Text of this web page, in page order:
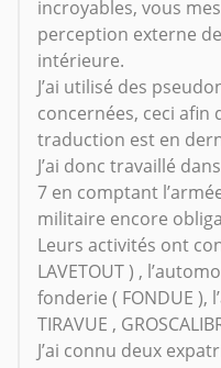
incroyables, vous
perception externe
intérieure.
J’ai utilisé des
concernées, ceci afin
traduction est en
J’ai donc travaillé
7 en comptant
militaire encore
Leurs activités ont
LAVETOUT ) ,
fonderie ( FONDUE ),
TIRAVUE ,
J’ai connu deux